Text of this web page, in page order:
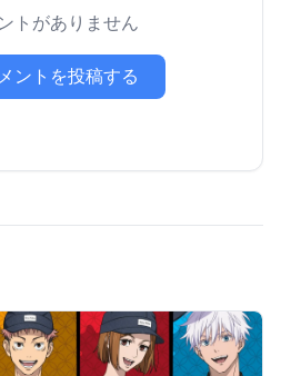
トがありません
ントを投稿する